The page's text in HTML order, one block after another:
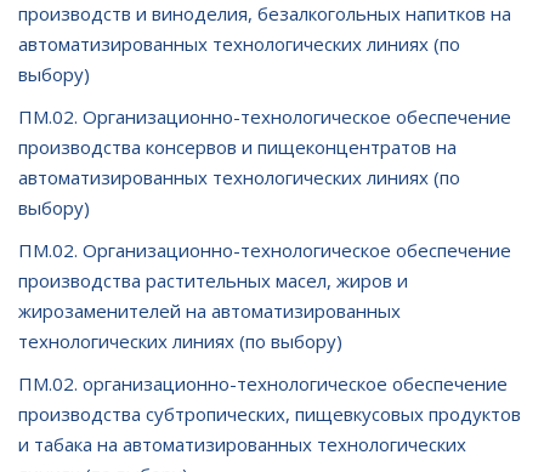
производств и виноделия, безалкогольных напитков на
автоматизированных технологических линиях (по
выбору)
ПМ.02. Организационно-технологическое обеспечение
производства консервов и пищеконцентратов на
автоматизированных технологических линиях (по
выбору)
ПМ.02. Организационно-технологическое обеспечение
производства растительных масел, жиров и
жирозаменителей на автоматизированных
технологических линиях (по выбору)
ПМ.02. организационно-технологическое обеспечение
производства субтропических, пищевкусовых продуктов
и табака на автоматизированных технологических